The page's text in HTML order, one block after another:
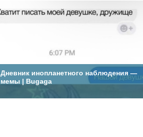
Дневник инопланетного наблюдения —
мемы | Bugaga